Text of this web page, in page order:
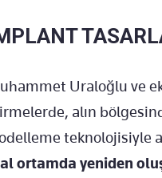
Uraloğlu ve
alın
teknolojisiyle
ortamda yeniden